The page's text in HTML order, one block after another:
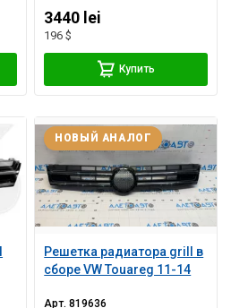
3440 lei
196 $
Купить
Решетка радиатора grill в
сборе VW Touareg 11-14
НОВЫЙ АНАЛОГ
Арт.819636